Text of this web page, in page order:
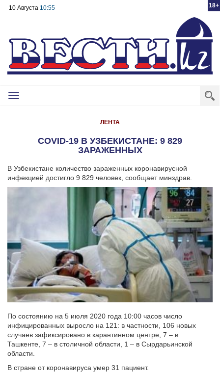
18+
10 Августа 10:55
Toggle
ЛЕНТА
СOVID-19 В УЗБЕКИСТАНЕ: 9 829
ЗАРАЖЕННЫХ
В Узбекистане количество зараженных коронавирусной
инфекцией достигло 9 829 человек, сообщает минздрав.
По состоянию на 5 июля 2020 года 10:00 часов число
инфицированных выросло на 121: в частности, 106 новых
случаев зафиксировано в карантинном центре, 7 – в
Ташкенте, 7 – в столичной области, 1 – в Сырдарьинской
области.
В стране от коронавируса умер 31 пациент.